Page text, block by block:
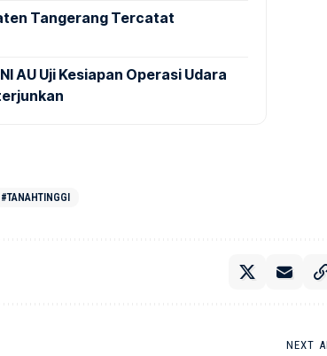
Tangerang Tercatat
AU Uji Kesiapan Operasi Udara
#TANAHTINGGI
NEXT